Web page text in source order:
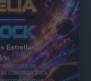
Estrellas:
selección de
cósmicas para